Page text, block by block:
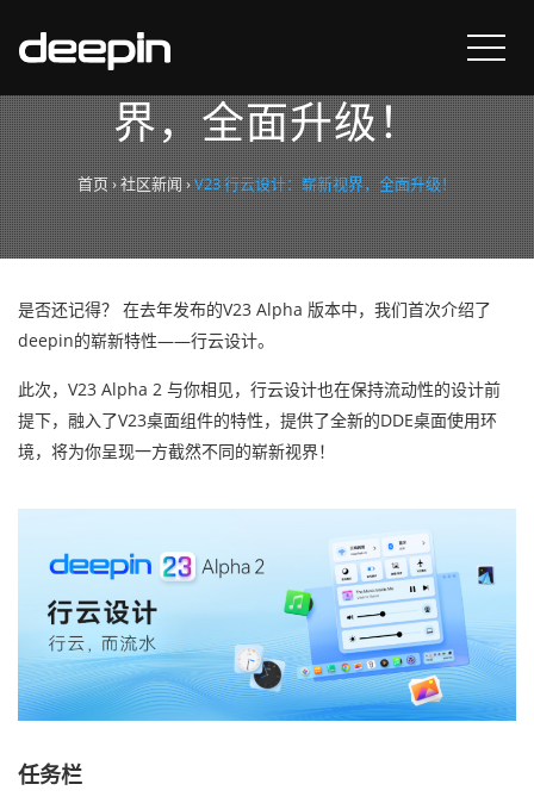
V23 行云设计：崭新视
界，全面升级！
首页›社区新闻›V23 行云设计：崭新视界，全面升级！
是否还记得？ 在去年发布的V23 Alpha 版本中，我们首次介绍了
deepin的崭新特性——行云设计。
此次，V23 Alpha 2 与你相见，行云设计也在保持流动性的设计前
提下，融入了V23桌面组件的特性，提供了全新的DDE桌面使用环
境，将为你呈现一方截然不同的崭新视界！
任务栏